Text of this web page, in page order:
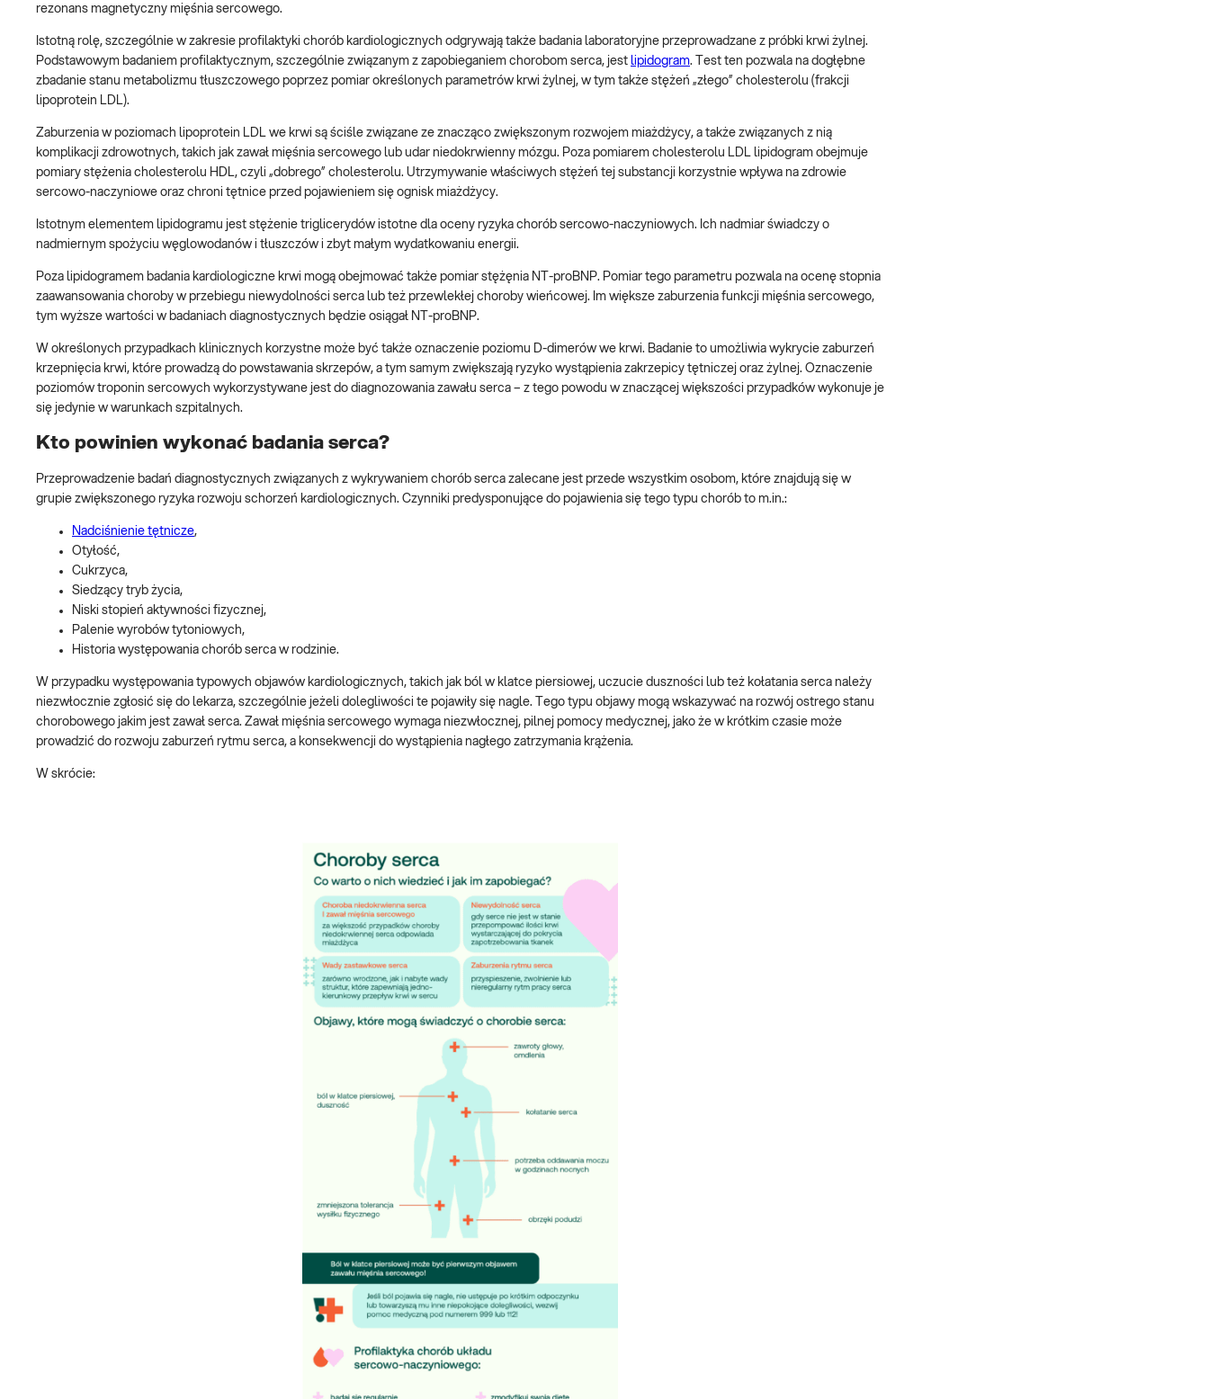
rezonans magnetyczny mięśnia sercowego.
Istotną rolę, szczególnie w zakresie profilaktyki chorób kardiologicznych odgrywają także badania laboratoryjne przeprowadzane z próbki krwi żylnej.
Podstawowym badaniem profilaktycznym, szczególnie związanym z zapobieganiem chorobom serca, jest lipidogram. Test ten pozwala na dogłębne
zbadanie stanu metabolizmu tłuszczowego poprzez pomiar określonych parametrów krwi żylnej, w tym także stężeń „złego” cholesterolu (frakcji
lipoprotein LDL).
Zaburzenia w poziomach lipoprotein LDL we krwi są ściśle związane ze znacząco zwiększonym rozwojem miażdżycy, a także związanych z nią
komplikacji zdrowotnych, takich jak zawał mięśnia sercowego lub udar niedokrwienny mózgu. Poza pomiarem cholesterolu LDL lipidogram obejmuje
pomiary stężenia cholesterolu HDL, czyli „dobrego” cholesterolu. Utrzymywanie właściwych stężeń tej substancji korzystnie wpływa na zdrowie
sercowo-naczyniowe oraz chroni tętnice przed pojawieniem się ognisk miażdżycy.
Istotnym elementem lipidogramu jest stężenie triglicerydów istotne dla oceny ryzyka chorób sercowo-naczyniowych. Ich nadmiar świadczy o
nadmiernym spożyciu węglowodanów i tłuszczów i zbyt małym wydatkowaniu energii.
Poza lipidogramem badania kardiologiczne krwi mogą obejmować także pomiar stężęnia NT-proBNP. Pomiar tego parametru pozwala na ocenę stopnia
zaawansowania choroby w przebiegu niewydolności serca lub też przewlekłej choroby wieńcowej. Im większe zaburzenia funkcji mięśnia sercowego,
tym wyższe wartości w badaniach diagnostycznych będzie osiągał NT-proBNP.
W określonych przypadkach klinicznych korzystne może być także oznaczenie poziomu D-dimerów we krwi. Badanie to umożliwia wykrycie zaburzeń
krzepnięcia krwi, które prowadzą do powstawania skrzepów, a tym samym zwiększają ryzyko wystąpienia zakrzepicy tętniczej oraz żylnej. Oznaczenie
poziomów troponin sercowych wykorzystywane jest do diagnozowania zawału serca – z tego powodu w znaczącej większości przypadków wykonuje je
się jedynie w warunkach szpitalnych.
Kto powinien wykonać badania serca?
Przeprowadzenie badań diagnostycznych związanych z wykrywaniem chorób serca zalecane jest przede wszystkim osobom, które znajdują się w
grupie zwiększonego ryzyka rozwoju schorzeń kardiologicznych. Czynniki predysponujące do pojawienia się tego typu chorób to m.in.:
Nadciśnienie tętnicze,
Otyłość,
Cukrzyca,
Siedzący tryb życia,
Niski stopień aktywności fizycznej,
Palenie wyrobów tytoniowych,
Historia występowania chorób serca w rodzinie.
W przypadku występowania typowych objawów kardiologicznych, takich jak ból w klatce piersiowej, uczucie duszności lub też kołatania serca należy
niezwłocznie zgłosić się do lekarza, szczególnie jeżeli dolegliwości te pojawiły się nagle. Tego typu objawy mogą wskazywać na rozwój ostrego stanu
chorobowego jakim jest zawał serca. Zawał mięśnia sercowego wymaga niezwłocznej, pilnej pomocy medycznej, jako że w krótkim czasie może
prowadzić do rozwoju zaburzeń rytmu serca, a konsekwencji do wystąpienia nagłego zatrzymania krążenia.
W skrócie: